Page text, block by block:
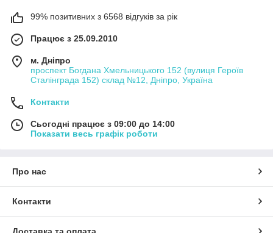
99% позитивних з 6568 відгуків за рік
Працює з 25.09.2010
м. Дніпро
проспект Богдана Хмельницького 152 (вулиця Героїв
Сталінграда 152) склад №12, Дніпро, Україна
Контакти
Сьогодні працює з 09:00 до 14:00
Показати весь графік роботи
Про нас
Контакти